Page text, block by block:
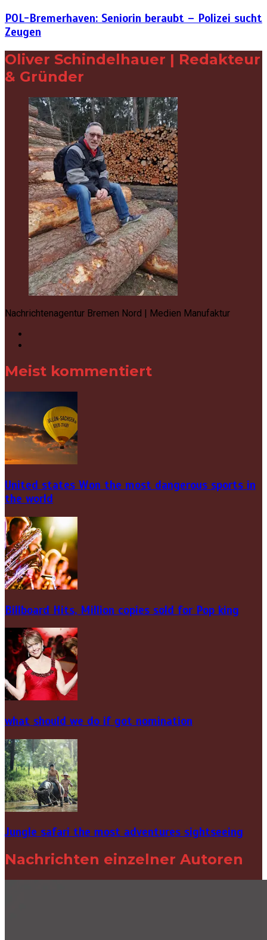
POL-Bremerhaven: Seniorin beraubt – Polizei sucht
Zeugen
Oliver Schindelhauer | Redakteur
& Gründer
Nachrichtenagentur Bremen Nord | Medien Manufaktur
Meist kommentiert
United states Won the most dangerous sports in
the world
Billboard Hits, Million copies sold for Pop king
what should we do if got nomination
Jungle safari the most adventures sightseeing
Nachrichten einzelner Autoren